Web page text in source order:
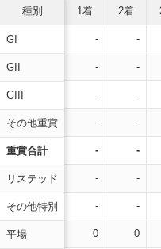
種別
GI
GII
GIII
その他重賞
重賞合計
リステッド
その他特別
平場
1着 2着
- -
- -
- -
- -
- -
- -
- -
0 0